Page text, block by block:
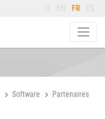
IT EN FR ES
Software Partenaires